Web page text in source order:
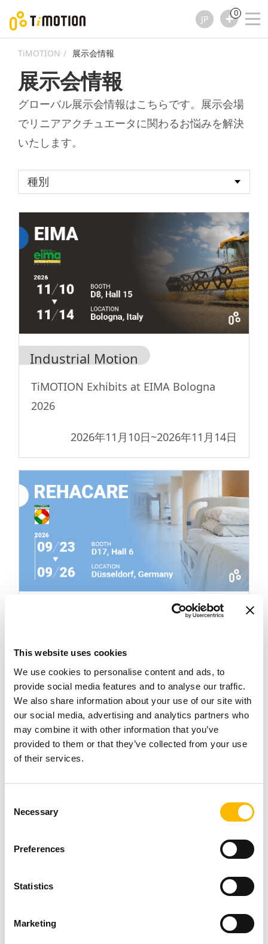
This website uses cookies
We use cookies to personalise content and ads, to
provide social media features and to analyse our traffic.
We also share information about your use of our site with
our social media, advertising and analytics partners who
may combine it with other information that you’ve
provided to them or that they’ve collected from your use
of their services.
Selection
Necessary
Preferences
Statistics
Marketing
JP
0
TiMOTION 展示会情報
展示会情報
グローバル展示会情報はこちらです。展示会場
でリニアアクチュエータに関わるお悩みを解決
いたします。
Industrial Motion
TiMOTION Exhibits at EIMA Bologna
2026
2026年11月10日~2026年11月14日
2026年09月23日~ 2026年09月26日
2026年09月19日